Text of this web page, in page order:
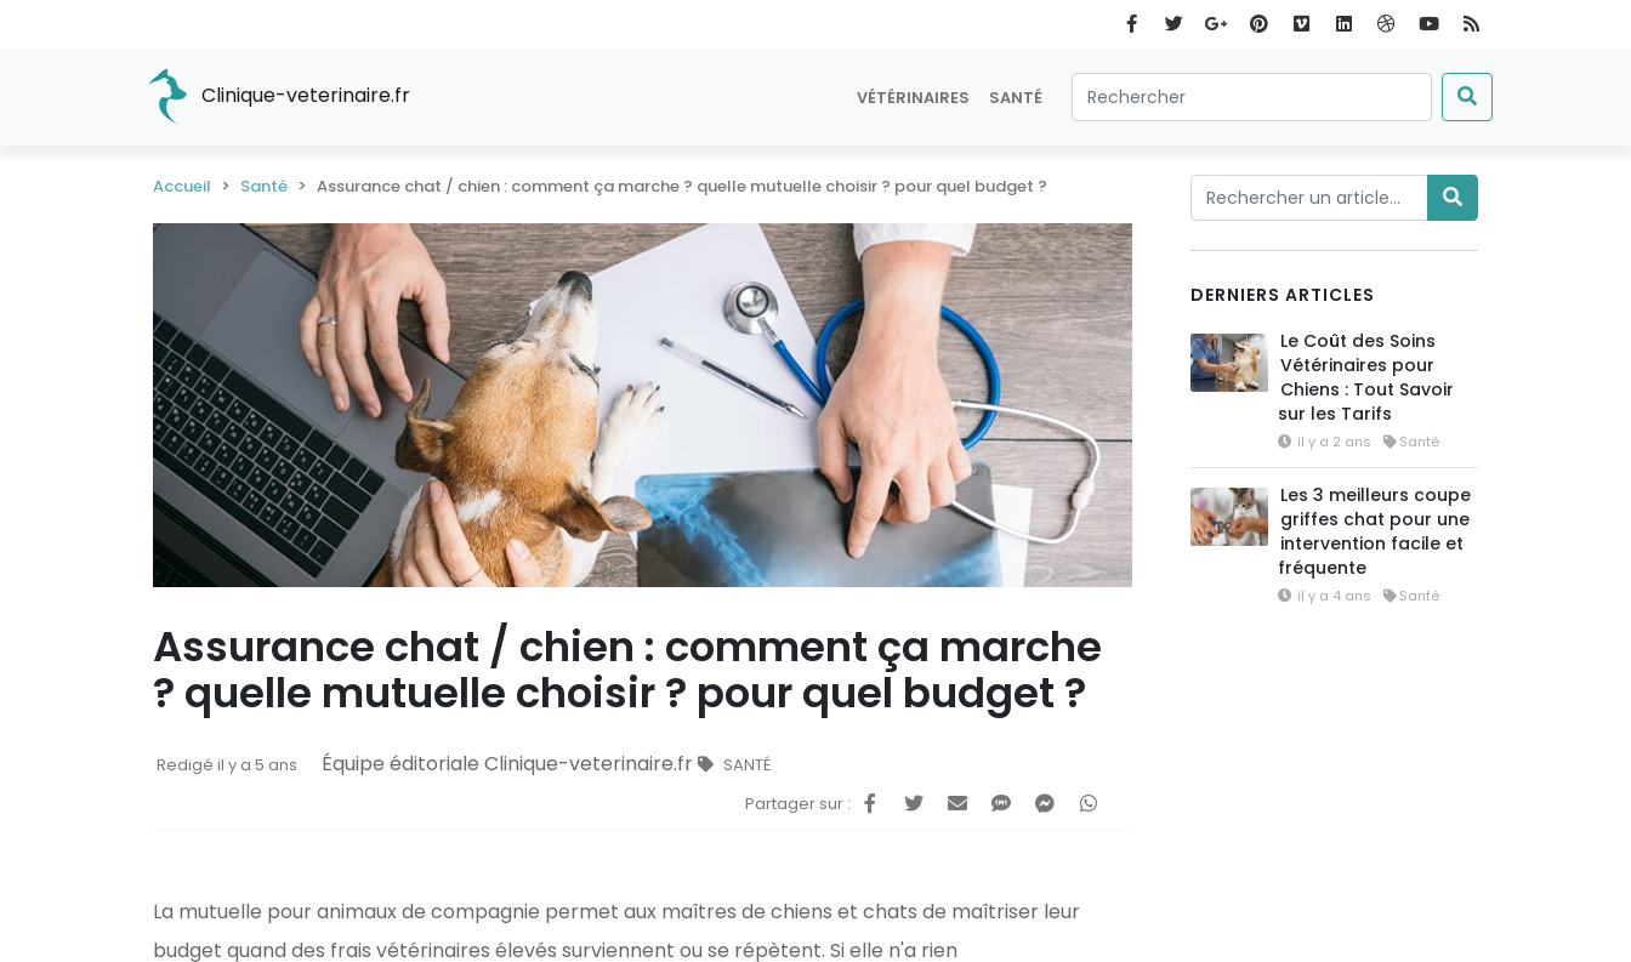
Clinique-veterinaire.fr VÉTÉRINAIRES SANTÉ
Accueil Santé Assurance chat / chien : comment ça marche ? quelle mutuelle choisir ? pour quel budget ?
Assurance chat / chien : comment ça marche
? quelle mutuelle choisir ? pour quel budget ?
Redigé il y a 5 ans Équipe éditoriale Clinique-veterinaire.fr
SANTÉ
Partager sur :
La mutuelle pour animaux de compagnie permet aux maîtres de chiens et chats de maîtriser leur
budget quand des frais vétérinaires élevés surviennent ou se répètent. Si elle n'a rien
DERNIERS ARTICLES
Le Coût des Soins
Vétérinaires pour
Chiens : Tout Savoir
sur les Tarifs
il y a 2 ans Santé
Les 3 meilleurs coupe
griffes chat pour une
intervention facile et
fréquente
il y a 4 ans Santé